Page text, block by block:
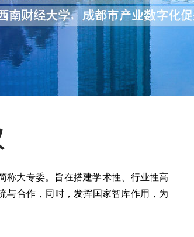
大专委。旨在搭建学术性、行业性高
与合作，同时，发挥国家智库作用，为